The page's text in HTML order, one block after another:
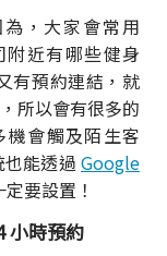
，大家會常用
近有哪些健身
有預約連結，就
所以會有很多的
會觸及陌生客
能透過 Google
要設置！
小時預約